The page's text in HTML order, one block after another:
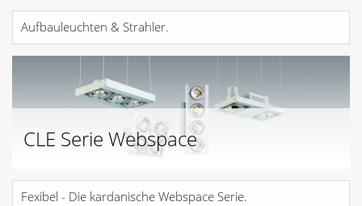
Aufbauleuchten & Strahler.
CLE Serie Webspace
Fexibel - Die kardanische Webspace Serie.